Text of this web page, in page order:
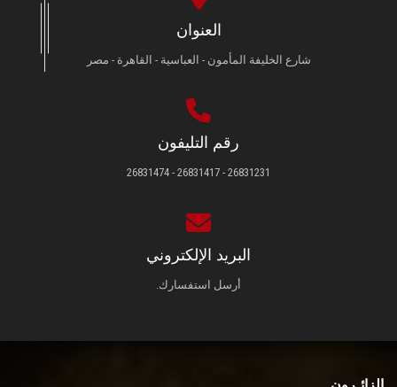
العنوان
شارع الخليفة المأمون - العباسية - القاهرة - مصر
رقم التليفون
26831231 - 26831417 - 26831474
البريد الإلكتروني
أرسل استفسارك.